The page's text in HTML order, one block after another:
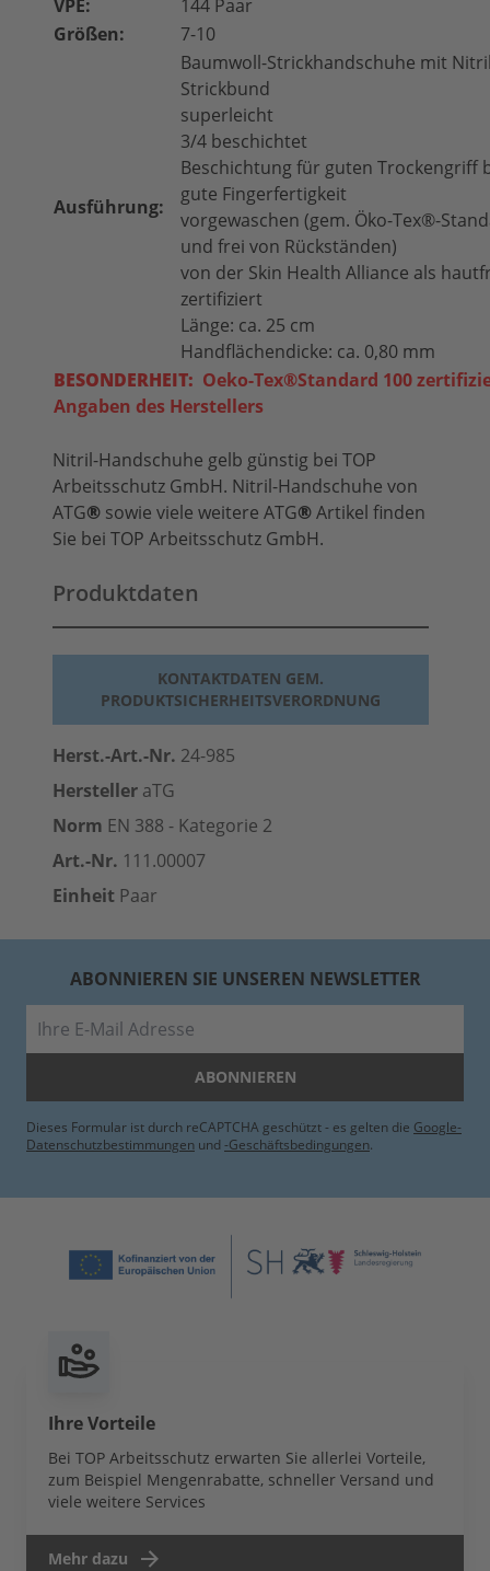
VPE:
144 Paar
Größen:
7-10
Ausführung:
Baumwoll-Strickhandschuhe mit
Strickbund
superleicht
3/4 beschichtet
Beschichtung für guten Trockengriff
gute Fingerfertigkeit
vorgewaschen (gem. Öko-Tex®-
und frei von Rückständen)
von der Skin Health Alliance als
zertifiziert
Länge: ca. 25 cm
Handflächendicke: ca. 0,80 mm
BESONDERHEIT: Oeko-Tex®Standard 100
Angaben des Herstellers
Nitril-Handschuhe gelb günstig bei TOP
Arbeitsschutz GmbH. Nitril-Handschuhe von
ATG® sowie viele weitere ATG®Artikel finden
Sie bei TOP Arbeitsschutz GmbH.
Produktdaten
KONTAKTDATEN GEM.
PRODUKTSICHERHEITSVERORDNUNG
Herst.-Art.-Nr. 24-985
Hersteller aTG
Norm EN 388 - Kategorie 2
Art.-Nr. 111.00007
Einheit Paar
ABONNIEREN SIE UNSEREN NEWSLETTER
ABONNIEREN
Dieses Formular ist durch reCAPTCHA geschützt - es gelten die Google-
Datenschutzbestimmungen und -Geschäftsbedingungen.
Ihre Vorteile
Bei TOP Arbeitsschutz erwarten Sie allerlei Vorteile,
zum Beispiel Mengenrabatte, schneller Versand und
viele weitere Services
Mehr dazu